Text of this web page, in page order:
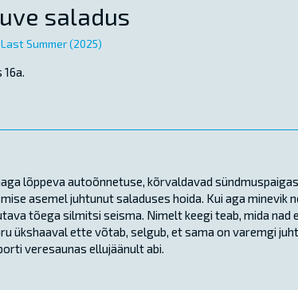
saladus
Summer (2025)
lõppeva autoõnnetuse, kõrvaldavad
asemel juhtunut saladuses hoida. Kui aga minevik
tõega silmitsi seisma. Nimelt keegi teab, mida nad
ükshaaval ette võtab, selgub, et sama on varemgi
veresaunas ellujäänult abi.